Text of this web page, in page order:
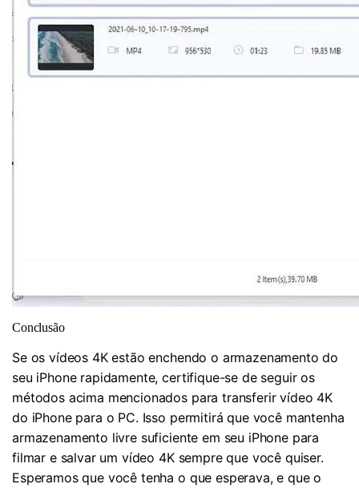
Conclusão
Se os vídeos 4K estão enchendo o armazenamento do
seu iPhone rapidamente, certifique-se de seguir os
métodos acima mencionados para transferir vídeo 4K
do iPhone para o PC. Isso permitirá que você mantenha
armazenamento livre suficiente em seu iPhone para
filmar e salvar um vídeo 4K sempre que você quiser.
Esperamos que você tenha o que esperava, e que o